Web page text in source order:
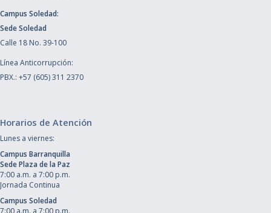
Campus Soledad:
Sede Soledad
Calle 18 No. 39-100
Línea Anticorrupción:
PBX.: +57 (605) 311 2370
Horarios de Atención
Lunes a viernes:
Campus Barranquilla
Sede Plaza de la Paz
7:00 a.m. a 7:00 p.m.
Jornada Continua
Campus Soledad